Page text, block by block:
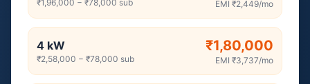
₹1,96,000 − ₹78,000 sub EMI ₹2,449/mo
4 kW
₹2,58,000 − ₹78,000 sub
₹1,80,000
EMI ₹3,737/mo